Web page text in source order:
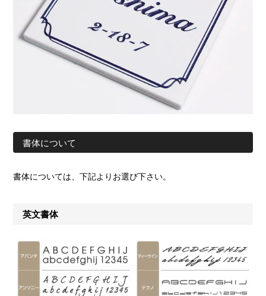
書体について
書体については、下記よりお選び下さい。
英文書体